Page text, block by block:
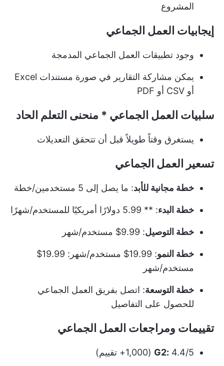
المشروع
إيجابيات العمل الجماعي
وجود تطبيقات العمل الجماعي المدمجة
يمكن مشاركة التقارير في صورة مستندات Excel
أو CSV أو PDF
سلبيات العمل الجماعي * منحنى التعلم الحاد
يستغرق وقتاً طويلاً قبل أن تتحقق التعديلات
تسعير العمل الجماعي
خطة مجانية للأبد: ما يصل إلى 5 مستخدمين/خطة
خطة البدء: ** 5.99 دولارًا أمريكيًا للمستخدم/شهرًا
خطة التوصيل: 9.99$ مستخدم/شهر
خطة النمو
: 19.99$ مستخدم/شهر: 19.99$
مستخدم/شهر
خطة التوسعة: اتصل بفريق العمل الجماعي
للحصول على التفاصيل
تقييمات ومراجعات العمل الجماعي
G2: 4.4/5 (1,000+ تقييم)